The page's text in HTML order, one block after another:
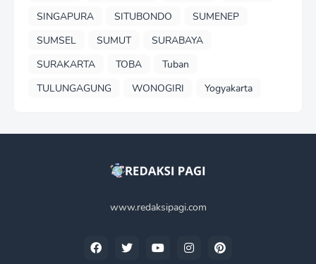
SINGAPURA
SITUBONDO
SUMENEP
SUMSEL
SUMUT
SURABAYA
SURAKARTA
TOBA
Tuban
TULUNGAGUNG
WONOGIRI Yogyakarta
www.redaksipagi.com